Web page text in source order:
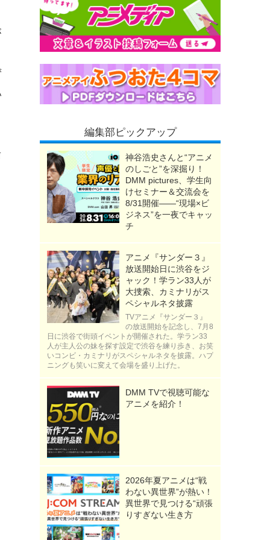
編集部ピックアップ
神谷浩史さんと“アニメ
のしごと”を深掘り！
DMM pictures、学生向
けセミナー＆交流会を
8/31開催――“現場×ビ
ジネス”を一夜でキャッ
チ
アニメ『サンダー３』
放送開始日に渋谷をジ
ャック！学ラン33人が
大捜索、カミナリがス
ペシャルネタ披露
TVアニメ『サンダー３』
の放送開始を記念し、7月8
日に渋谷で街頭イベントが開催された。学ラン33
人が主人公の妹を探す設定で渋谷を練り歩き、お笑
いコンビ・カミナリがスペシャルネタを披露。ハプ
ニングも笑いに変えて会場を盛り上げた。
DMM TVで視聴可能な
アニメを紹介！
2026年夏アニメは“戦
わない異世界”が熱い！
異世界で見つける“頑張
りすぎない生き方